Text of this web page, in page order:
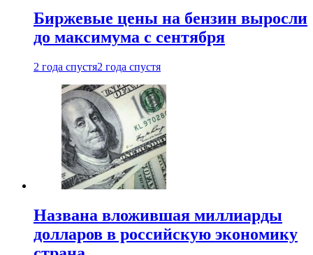
Биржевые цены на бензин выросли
до максимума с сентября
2 года спустя2 года спустя
Названа вложившая миллиарды
долларов в российскую экономику